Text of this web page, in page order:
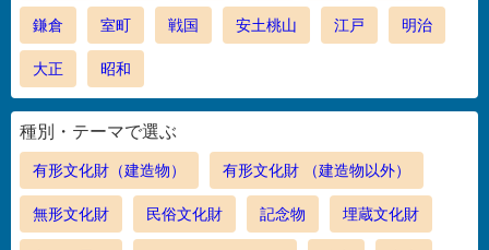
鎌倉 室町 戦国 安土桃山 江戸 明治
大正 昭和
種別・テーマで選ぶ
有形文化財（建造物） 有形文化財 （建造物以外）
無形文化財 民俗文化財 記念物 埋蔵文化財